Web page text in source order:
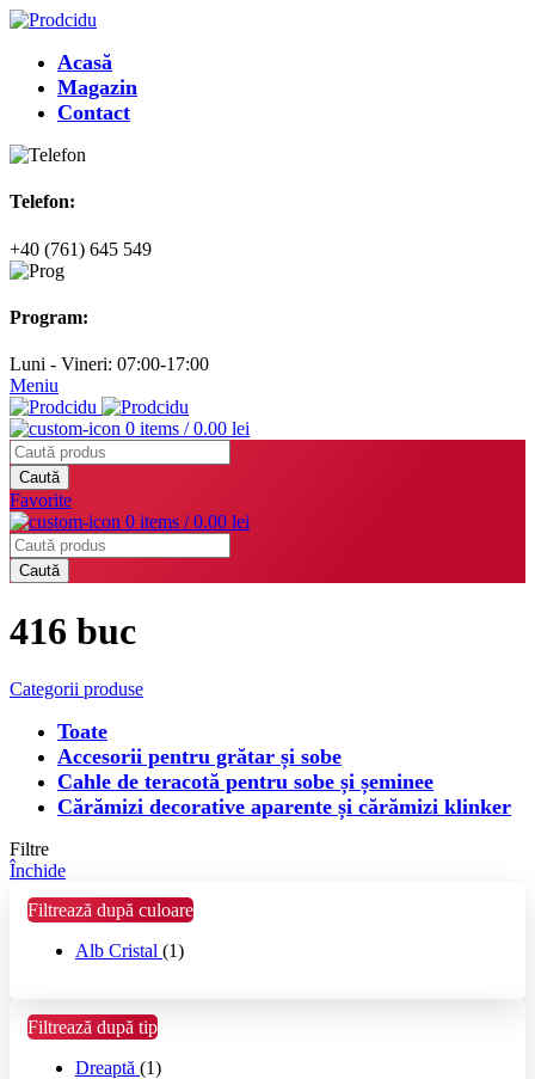
Acasă
Magazin
Contact
Telefon:
+40 (761) 645 549
Program:
Luni - Vineri: 07:00-17:00
Meniu
0 items / 0.00 lei
Caută
Favorite
0 items / 0.00 lei
Caută
416 buc
Categorii produse
Toate
Accesorii pentru grătar și sobe
Cahle de teracotă pentru sobe și șeminee
Cărămizi decorative aparente și cărămizi klinker
Filtre
Închide
Filtrează după culoare
Alb Cristal (1)
Filtrează după tip
Dreaptă (1)